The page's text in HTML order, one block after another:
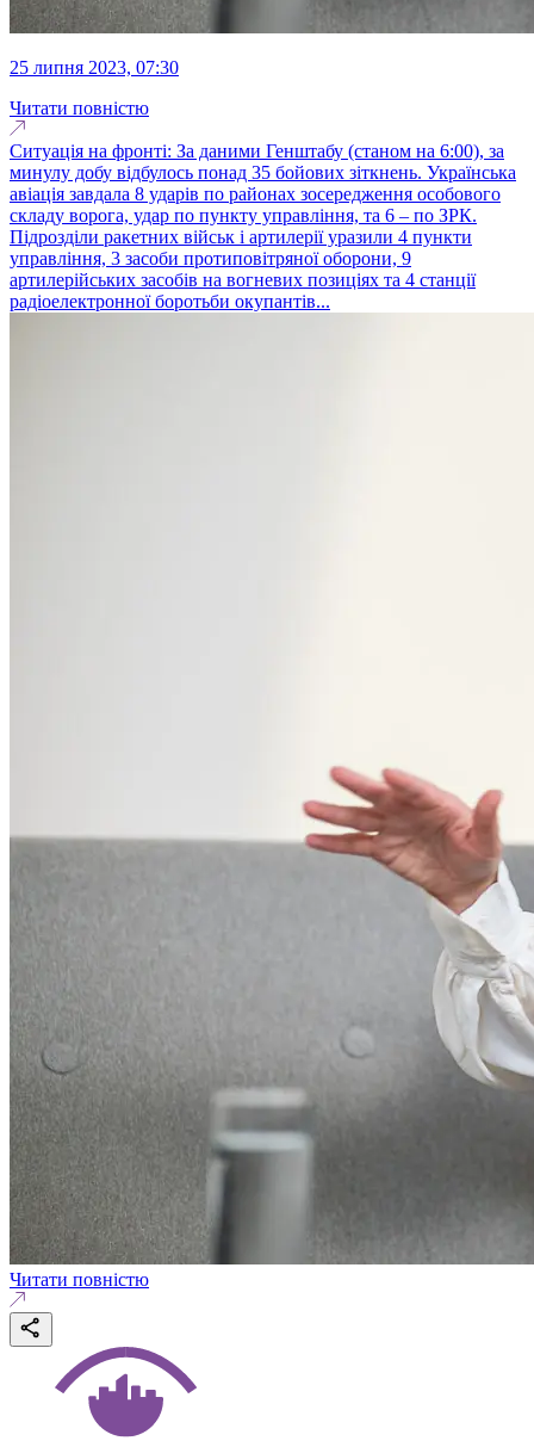
25 липня 2023, 07:30
Читати повністю
Ситуація на фронті: За даними Генштабу (станом на 6:00), за
минулу добу відбулось понад 35 бойових зіткнень. Українська
авіація завдала 8 ударів по районах зосередження особового
складу ворога, удар по пункту управління, та 6 – по ЗРК.
Підрозділи ракетних військ і артилерії уразили 4 пункти
управління, 3 засоби протиповітряної оборони, 9
артилерійських засобів на вогневих позиціях та 4 станції
радіоелектронної боротьби окупантів...
Читати повністю